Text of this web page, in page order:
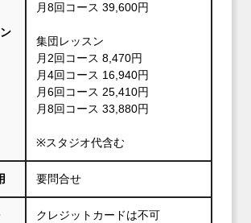
月8回コース 39,600円
集団レッスン
月2回コース 8,470円
月4回コース 16,940円
月6回コース 25,410円
月8回コース 33,880円
※スタジオ代含む
要問合せ
クレジットカードは不可